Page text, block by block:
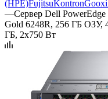
(HPE)FujitsuKontronGooxi
—Сервер Dell
Gold 6248R, 256 ГБ ОЗУ,
ГБ, 2x750 Вт